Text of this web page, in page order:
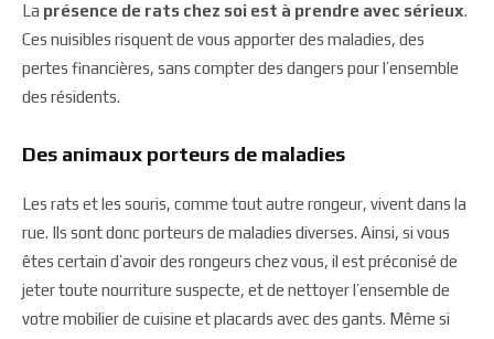
La présence de rats chez soi est à prendre avec sérieux.
Ces nuisibles risquent de vous apporter des maladies, des
pertes financières, sans compter des dangers pour l’ensemble
des résidents.
Des animaux porteurs de maladies
Les rats et les souris, comme tout autre rongeur, vivent dans la
rue. Ils sont donc porteurs de maladies diverses. Ainsi, si vous
êtes certain d’avoir des rongeurs chez vous, il est préconisé de
jeter toute nourriture suspecte, et de nettoyer l’ensemble de
votre mobilier de cuisine et placards avec des gants. Même si